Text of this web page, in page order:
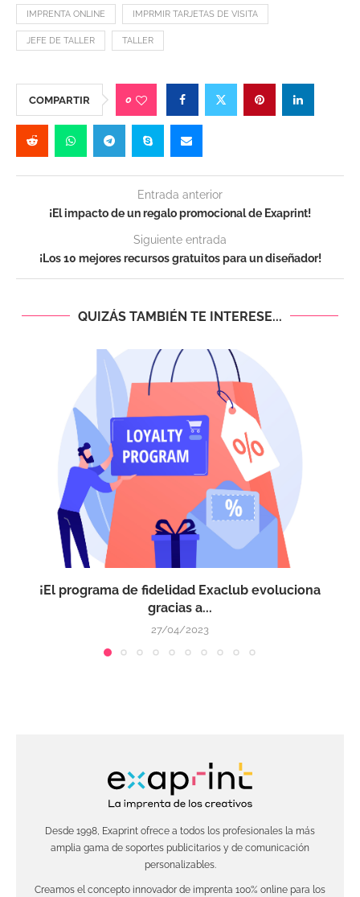
IMPRENTA ONLINE IMPRMIR TARJETAS DE VISITA
JEFE DE TALLER TALLER
COMPARTIR 0
Entrada anterior
¡El impacto de un regalo promocional de Exaprint!
Siguiente entrada
¡Los 10 mejores recursos gratuitos para un diseñador!
QUIZÁS TAMBIÉN TE INTERESE...
¡El programa de fidelidad Exaclub evoluciona
gracias a...
27/04/2023
Desde 1998, Exaprint ofrece a todos los profesionales la más
amplia gama de soportes publicitarios y de comunicación
personalizables.
Creamos el concepto innovador de imprenta 100% online para los